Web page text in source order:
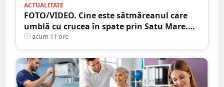
ACTUALITATE
FOTO/VIDEO. Cine este sătmăreanul care
umblă cu crucea în spate prin Satu Mare.
De ce face acest gest
acum 11 ore